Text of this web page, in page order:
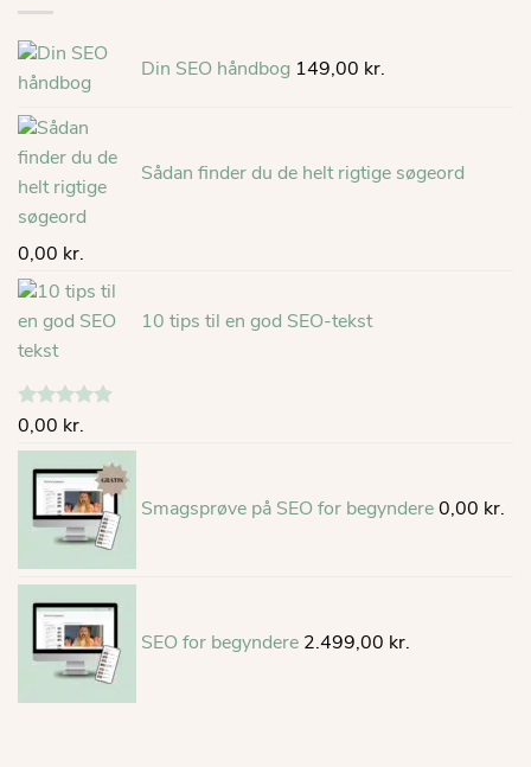
Din SEO håndbog 149,00 kr.
Sådan finder du de helt rigtige søgeord
0,00 kr.
10 tips til en god SEO-tekst
Vurderet
0,00 kr.
Smagsprøve på SEO for begyndere 0,00 kr.
SEO for begyndere 2.499,00 kr.